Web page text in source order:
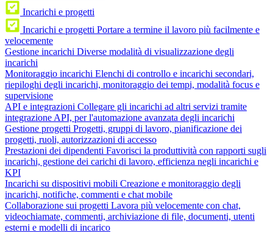
Incarichi e progetti
Incarichi e progetti Portare a termine il lavoro più facilmente e
velocemente
Gestione incarichi Diverse modalità di visualizzazione degli
incarichi
Monitoraggio incarichi Elenchi di controllo e incarichi secondari,
riepiloghi degli incarichi, monitoraggio dei tempi, modalità focus e
supervisione
API e integrazioni Collegare gli incarichi ad altri servizi tramite
integrazione API, per l'automazione avanzata degli incarichi
Gestione progetti Progetti, gruppi di lavoro, pianificazione dei
progetti, ruoli, autorizzazioni di accesso
Prestazioni dei dipendenti Favorisci la produttività con rapporti sugli
incarichi, gestione dei carichi di lavoro, efficienza negli incarichi e
KPI
Incarichi su dispositivi mobili Creazione e monitoraggio degli
incarichi, notifiche, commenti e chat mobile
Collaborazione sui progetti Lavora più velocemente con chat,
videochiamate, commenti, archiviazione di file, documenti, utenti
esterni e modelli di incarico